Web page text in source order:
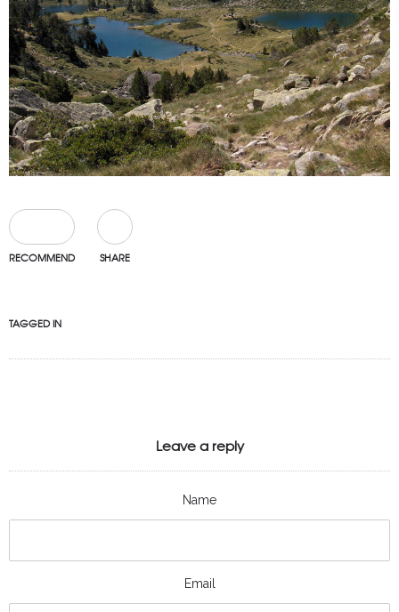
RECOMMEND SHARE
TAGGED IN
Leave a reply
Name
Email